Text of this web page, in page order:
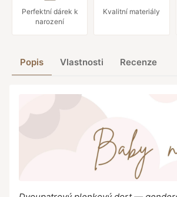
Perfektní dárek k
narození
Kvalitní materiály
Popis Vlastnosti Recenze